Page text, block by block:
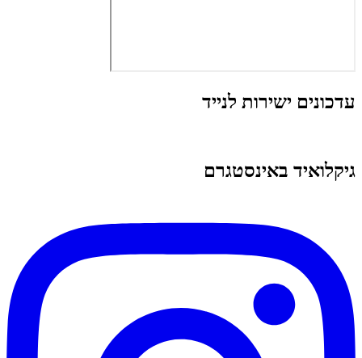
עדכונים ישירות לנייד
גיקלואיד באינסטגרם